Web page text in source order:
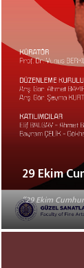
29 Ekim
“29 Ekim